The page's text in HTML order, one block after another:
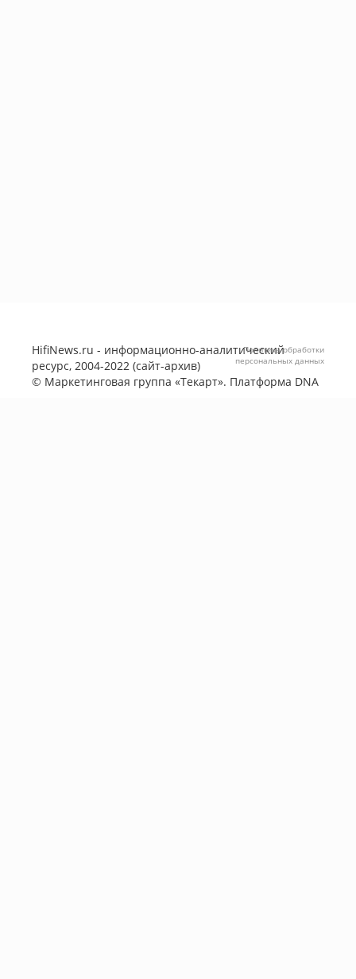
HifiNews.ru - информационно-аналитический
ресурс, 2004-2022 (сайт-архив)
© Маркетинговая группа «Текарт». Платформа DNA
Политика обработки
персональных данных